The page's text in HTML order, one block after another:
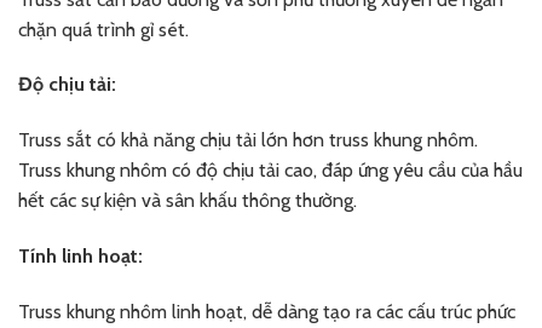
chặn quá trình gỉ sét.
Độ chịu tải:
Truss sắt có khả năng chịu tải lớn hơn truss khung nhôm.
Truss khung nhôm có độ chịu tải cao, đáp ứng yêu cầu của hầu
hết các sự kiện và sân khấu thông thường.
Tính linh hoạt:
Truss khung nhôm linh hoạt, dễ dàng tạo ra các cấu trúc phức